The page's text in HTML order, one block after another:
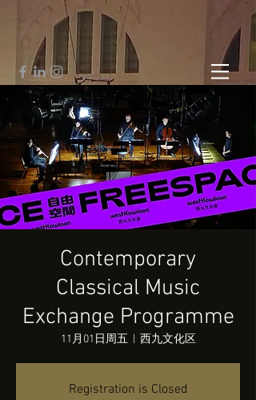
Contemporary
Classical Music
Exchange Programme
11月01日周五
  |
西九文化区
Registration is Closed